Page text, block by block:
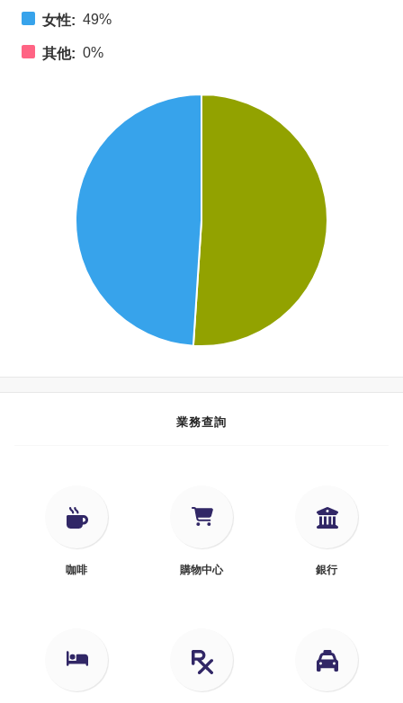
女性: 49%
其他: 0%
業務查詢
咖啡 購物中心 銀行